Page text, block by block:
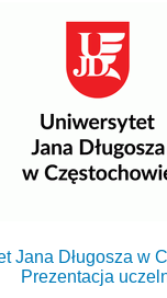
Jana Długosza w
Prezentacja